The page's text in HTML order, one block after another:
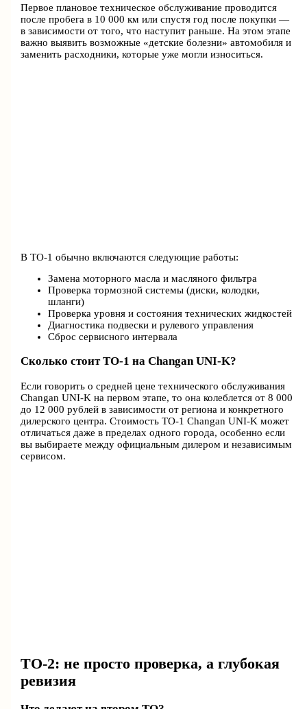
Первое плановое техническое обслуживание проводится
после пробега в 10 000 км или спустя год после покупки —
в зависимости от того, что наступит раньше. На этом этапе
важно выявить возможные «детские болезни» автомобиля и
заменить расходники, которые уже могли износиться.
В ТО-1 обычно включаются следующие работы:
Замена моторного масла и масляного фильтра
Проверка тормозной системы (диски, колодки,
шланги)
Проверка уровня и состояния технических жидкостей
Диагностика подвески и рулевого управления
Сброс сервисного интервала
Сколько стоит ТО-1 на Changan UNI-K?
Если говорить о средней цене технического обслуживания
Changan UNI-K на первом этапе, то она колеблется от 8 000
до 12 000 рублей в зависимости от региона и конкретного
дилерского центра. Стоимость ТО-1 Changan UNI-K может
отличаться даже в пределах одного города, особенно если
вы выбираете между официальным дилером и независимым
сервисом.
ТО-2: не просто проверка, а глубокая
ревизия